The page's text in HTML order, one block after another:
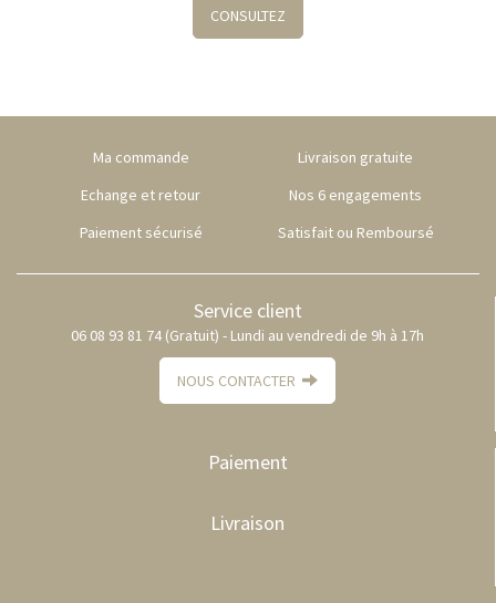
CONSULTEZ
Ma commande
Livraison gratuite
Echange et retour
Nos 6 engagements
Paiement sécurisé
Satisfait ou Remboursé
Service client
06 08 93 81 74 (Gratuit) - Lundi au vendredi de 9h à 17h
NOUS CONTACTER
Paiement
Livraison